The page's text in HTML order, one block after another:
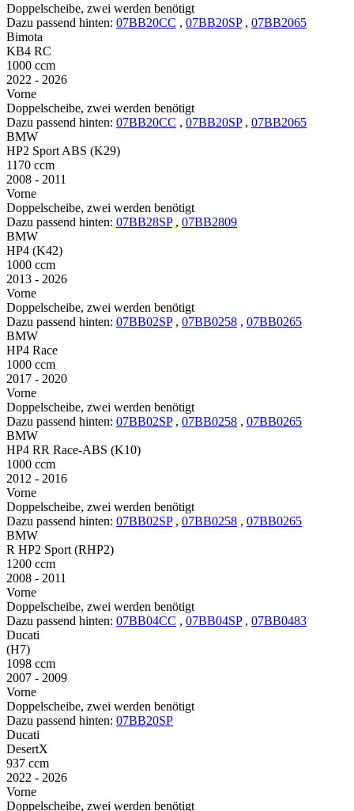
Doppelscheibe, zwei werden benötigt
Dazu passend hinten: 07BB20CC , 07BB20SP , 07BB2065
Bimota
KB4 RC
1000 ccm
2022 - 2026
Vorne
Doppelscheibe, zwei werden benötigt
Dazu passend hinten: 07BB20CC , 07BB20SP , 07BB2065
BMW
HP2 Sport ABS (K29)
1170 ccm
2008 - 2011
Vorne
Doppelscheibe, zwei werden benötigt
Dazu passend hinten: 07BB28SP , 07BB2809
BMW
HP4 (K42)
1000 ccm
2013 - 2026
Vorne
Doppelscheibe, zwei werden benötigt
Dazu passend hinten: 07BB02SP , 07BB0258 , 07BB0265
BMW
HP4 Race
1000 ccm
2017 - 2020
Vorne
Doppelscheibe, zwei werden benötigt
Dazu passend hinten: 07BB02SP , 07BB0258 , 07BB0265
BMW
HP4 RR Race-ABS (K10)
1000 ccm
2012 - 2016
Vorne
Doppelscheibe, zwei werden benötigt
Dazu passend hinten: 07BB02SP , 07BB0258 , 07BB0265
BMW
R HP2 Sport (RHP2)
1200 ccm
2008 - 2011
Vorne
Doppelscheibe, zwei werden benötigt
Dazu passend hinten: 07BB04CC , 07BB04SP , 07BB0483
Ducati
(H7)
1098 ccm
2007 - 2009
Vorne
Doppelscheibe, zwei werden benötigt
Dazu passend hinten: 07BB20SP
Ducati
DesertX
937 ccm
2022 - 2026
Vorne
Doppelscheibe, zwei werden benötigt